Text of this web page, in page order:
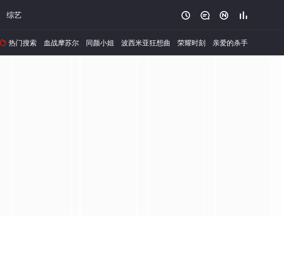
综艺    
 热门搜索 血战摩苏尔 同颜小姐 波西米亚狂想曲 荣耀时刻 亲爱的杀手